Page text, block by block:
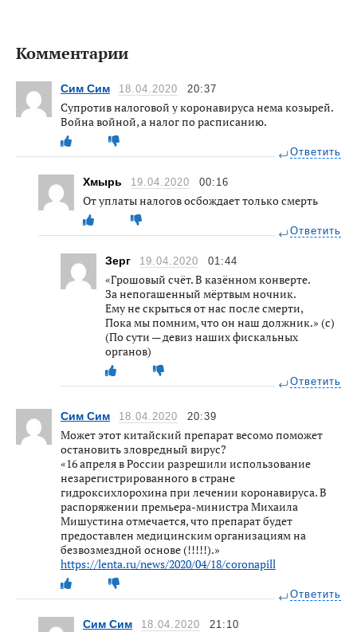
Комментарии
Сим Сим 18.04.2020 20:37
Супротив налоговой у коронавируса нема козырей.
Война войной, а налог по расписанию.
Ответить
Хмырь 19.04.2020 00:16
От уплаты налогов осбождает только смерть
Ответить
Зерг 19.04.2020 01:44
«Грошовый счёт. В казённом конверте.
За непогашенный мёртвым ночник.
Ему не скрыться от нас после смерти,
Пока мы помним, что он наш должник.» (с)
(По сути — девиз наших фискальных
органов)
Ответить
Сим Сим 18.04.2020 20:39
Может этот китайский препарат весомо поможет
остановить зловредный вирус?
«16 апреля в России разрешили использование
незарегистрированного в стране
гидроксихлорохина при лечении коронавируса. В
распоряжении премьера-министра Михаила
Мишустина отмечается, что препарат будет
предоставлен медицинским организациям на
безвозмездной основе (!!!!!).»
https://lenta.ru/news/2020/04/18/coronapill
Ответить
Сим Сим 18.04.2020 21:10